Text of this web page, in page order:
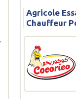
Agricole
Chauffeur